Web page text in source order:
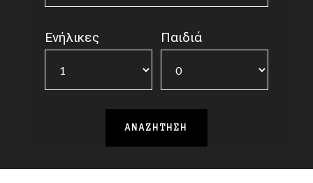
Ενήλικες Παιδιά